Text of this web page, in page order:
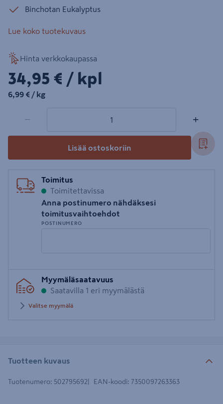
Binchotan Eukalyptus
Lue koko tuotekuvaus
Hinta verkkokaupassa
34,95€/kpl
34,95 € / kpl
6,99€/kg
6,99 € / kg
− +
Lisää ostoskoriin
Toimitus
Toimitettavissa
Anna postinumero nähdäksesi
toimitusvaihtoehdot
POSTINUMERO
postinumero
Myymäläsaatavuus
Saatavilla 1 eri myymälästä
Valitse myymälä
Tuotteen kuvaus
Tuotenumero: 502795692 EAN-koodi: 7350097263363